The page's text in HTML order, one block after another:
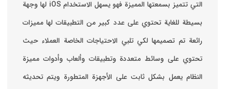
التي تتميز بسمعتها المميزة فهو يسهل الاستخدام ‏iOS لها وجهة
بسيطة للغاية تحتوي على عدد كبير من التطبيقات لها مميزات
رائعة تم تصميمها لكي تلبي الاحتياجات الخاصة العملاء حيث
تحتوي على وسائط متعددة وتطبيقات وألعاب وأدوات مميزة
‏النظام يعمل بشكل ثابت على الأجهزة المتطورة ويتم تحديثه